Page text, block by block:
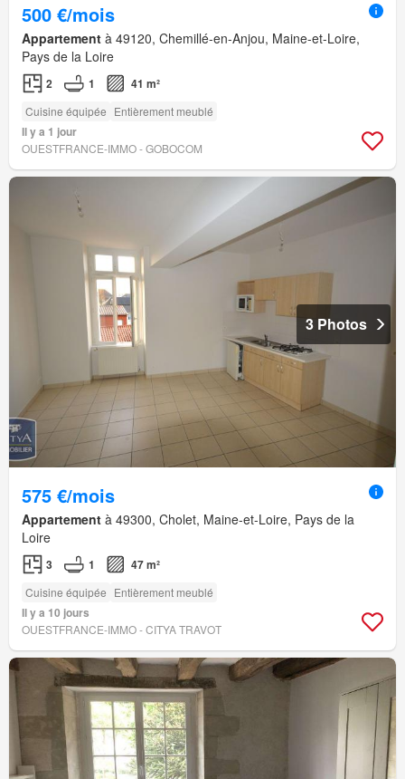
500 €/mois
Appartement à 49120, Chemillé-en-Anjou, Maine-et-Loire,
Pays de la Loire
2 1 41 m²
Cuisine équipée Entièrement meublé
Il y a 1 jour
OUESTFRANCE-IMMO - GOBOCOM
3 Photos
575 €/mois
Appartement à 49300, Cholet, Maine-et-Loire, Pays de la
Loire
3 1 47 m²
Cuisine équipée Entièrement meublé
Il y a 10 jours
OUESTFRANCE-IMMO - CITYA TRAVOT